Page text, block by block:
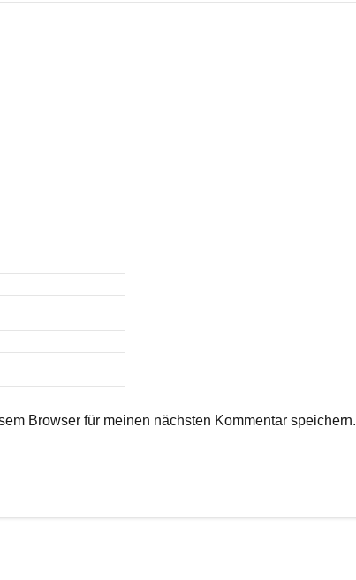
Browser für meinen nächsten Kommentar speichern.